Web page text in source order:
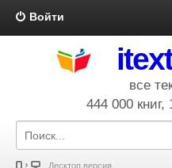
Войти
все
444 000 книг,
Десктоп версия